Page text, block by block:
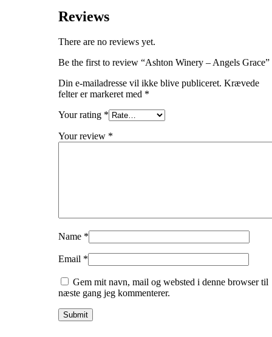
Reviews
There are no reviews yet.
Be the first to review “Ashton Winery – Angels Grace”
Din e-mailadresse vil ikke blive publiceret. Krævede
felter er markeret med *
Your rating *
Your review *
Name *
Email *
Gem mit navn, mail og websted i denne browser til
næste gang jeg kommenterer.